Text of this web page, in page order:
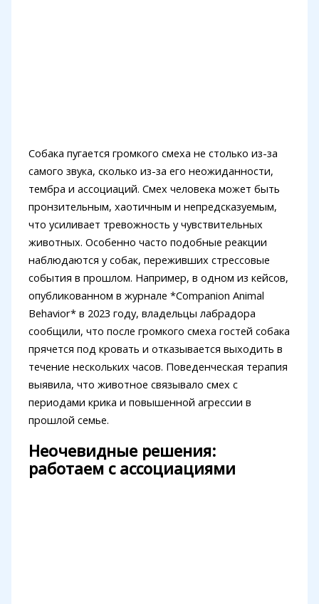
Собака пугается громкого смеха не столько из-за
самого звука, сколько из-за его неожиданности,
тембра и ассоциаций. Смех человека может быть
пронзительным, хаотичным и непредсказуемым,
что усиливает тревожность у чувствительных
животных. Особенно часто подобные реакции
наблюдаются у собак, переживших стрессовые
события в прошлом. Например, в одном из кейсов,
опубликованном в журнале *Companion Animal
Behavior* в 2023 году, владельцы лабрадора
сообщили, что после громкого смеха гостей собака
прячется под кровать и отказывается выходить в
течение нескольких часов. Поведенческая терапия
выявила, что животное связывало смех с
периодами крика и повышенной агрессии в
прошлой семье.
Неочевидные решения:
работаем с ассоциациями